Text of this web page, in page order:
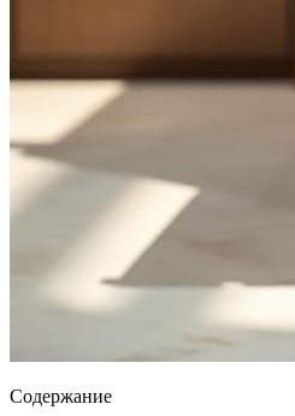
Содержание